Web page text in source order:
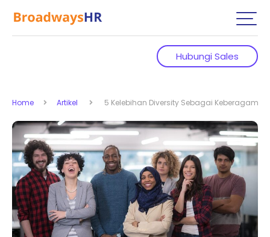
Hubungi Sales
Home Artikel 5 Kelebihan Diversity Sebagai